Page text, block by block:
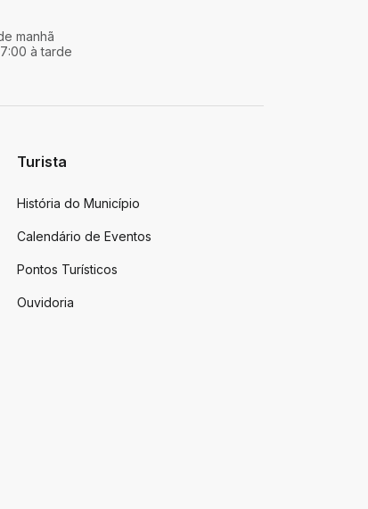
manhã
à tarde
Turista
História do Município
Calendário de Eventos
Pontos Turísticos
Ouvidoria